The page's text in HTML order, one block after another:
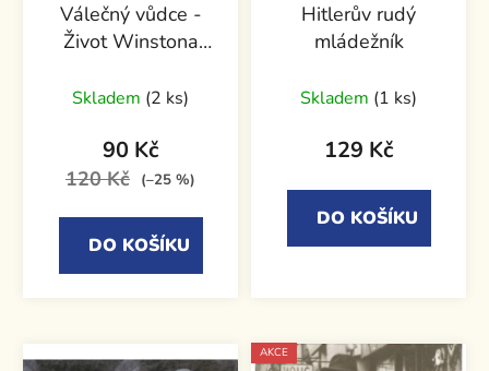
Válečný vůdce -
Život Winstona
1874 - 1945 II. díl
Skladem (2 ks)
90 Kč
120 Kč (–25 %)
DO KOŠÍKU
Hitlerův rudý
mládežník
Skladem (1 ks)
129 Kč
DO KOŠÍKU
AKCE